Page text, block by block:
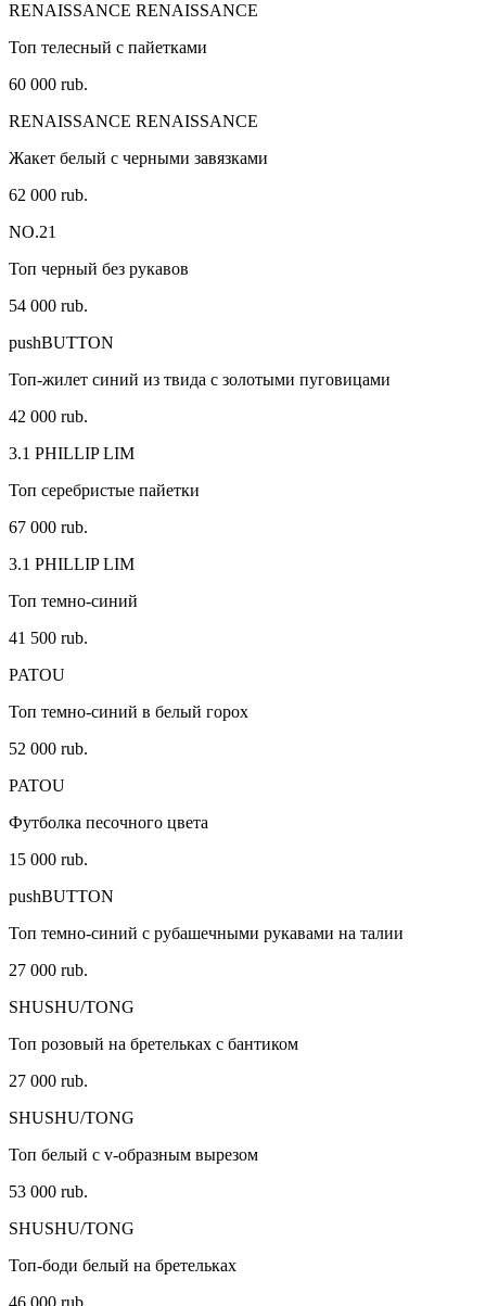
RENAISSANCE RENAISSANCE
Топ телесный с пайетками
60 000 rub.
RENAISSANCE RENAISSANCE
Жакет белый с черными завязками
62 000 rub.
NO.21
Топ черный без рукавов
54 000 rub.
pushBUTTON
Топ-жилет синий из твида с золотыми пуговицами
42 000 rub.
3.1 PHILLIP LIM
Топ серебристые пайетки
67 000 rub.
3.1 PHILLIP LIM
Топ темно-синий
41 500 rub.
PATOU
Топ темно-синий в белый горох
52 000 rub.
PATOU
Футболка песочного цвета
15 000 rub.
pushBUTTON
Топ темно-синий с рубашечными рукавами на талии
27 000 rub.
SHUSHU/TONG
Топ розовый на бретельках с бантиком
27 000 rub.
SHUSHU/TONG
Топ белый с v-образным вырезом
53 000 rub.
SHUSHU/TONG
Топ-боди белый на бретельках